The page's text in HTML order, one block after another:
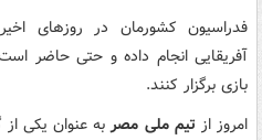
فدراسیون کشورمان در روزهای
آفریقایی انجام داده و حتی حاضر
بازی برگزار کنند.
امروز ازتیم ملی مصربه عنوان یکی از